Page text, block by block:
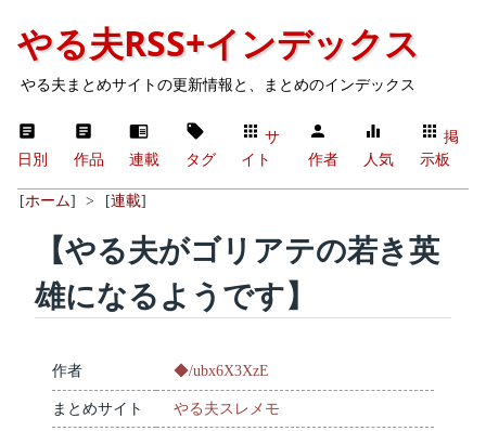
やる夫RSS+インデックス
やる夫まとめサイトの更新情報と、まとめのインデックス
日別 作品 連載 タグ
サ
イト
作者 人気
掲
示板
[ホーム] > [連載]
【やる夫がゴリアテの若き英
雄になるようです】
作者 ◆/ubx6X3XzE
まとめサイト やる夫スレメモ